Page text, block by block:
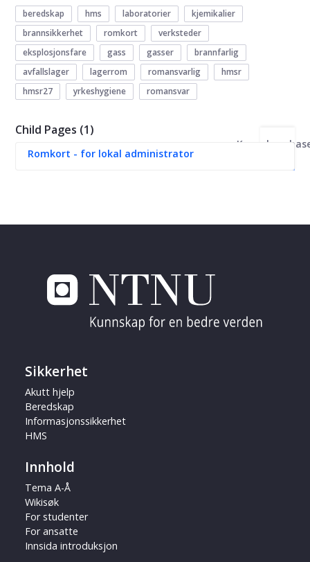
beredskap hms laboratorier
kjemikalier
brannsikkerhet
romkort
verksteder
eksplosjonsfare
gass gasser
brannfarlig
avfallslager
lagerrom romansvarlig
hmsr
hmsr27
yrkeshygiene romansvar
Child Pages (1)
Romkort - for lokal administrator
Sikkerhet
Akutt hjelp
Beredskap
Informasjonssikkerhet
HMS
Innhold
Tema A-Å
Wikisøk
For studenter
For ansatte
Innsida introduksjon